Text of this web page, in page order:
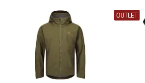
Material :
OUTLET